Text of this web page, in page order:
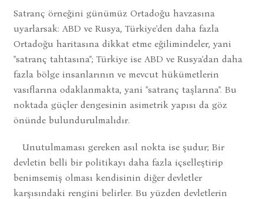
Satranç örneğini günümüz Ortadoğu havzasına
uyarlarsak: ABD ve Rusya, Türkiye'den daha fazla
Ortadoğu haritasına dikkat etme eğilimindeler, yani
''satranç tahtasına''; Türkiye ise ABD ve Rusya'dan daha
fazla bölge insanlarının ve mevcut hükümetlerin
vasıflarına odaklanmakta, yani ''satranç taşlarına''. Bu
noktada güçler dengesinin asimetrik yapısı da göz
önünde bulundurulmalıdır.
Unutulmaması gereken asıl nokta ise şudur; Bir
devletin belli bir politikayı daha fazla içselleştirip
benimsemiş olması kendisinin diğer devletler
karşısındaki rengini belirler. Bu yüzden devletlerin